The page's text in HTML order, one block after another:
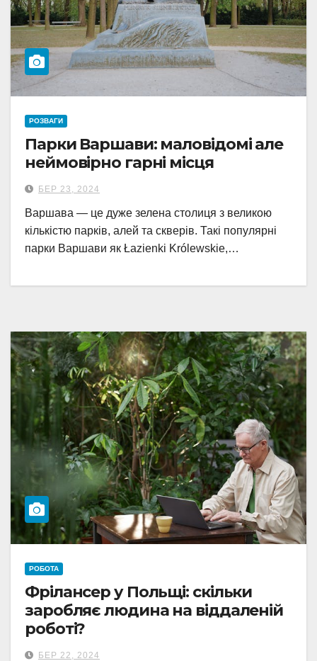
РОЗВАГИ
Парки Варшави: маловідомі але
неймовірно гарні місця
БЕР 23, 2024
Варшава — це дуже зелена столиця з великою
кількістю парків, алей та скверів. Такі популярні
парки Варшави як Łazienki Królewskie,…
РОБОТА
Фрілансер у Польщі: скільки
заробляє людина на віддаленій
роботі?
БЕР 22, 2024